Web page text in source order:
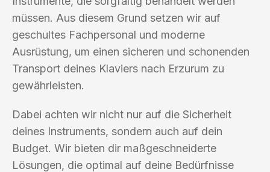
müssen. Aus diesem Grund setzen wir auf
geschultes Fachpersonal und moderne
Ausrüstung, um einen sicheren und schonenden
Transport deines Klaviers nach Erzurum zu
gewährleisten.
Dabei achten wir nicht nur auf die Sicherheit
deines Instruments, sondern auch auf dein
Budget. Wir bieten dir maßgeschneiderte
Lösungen, die optimal auf deine Bedürfnisse